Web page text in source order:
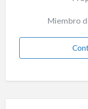
Miembro